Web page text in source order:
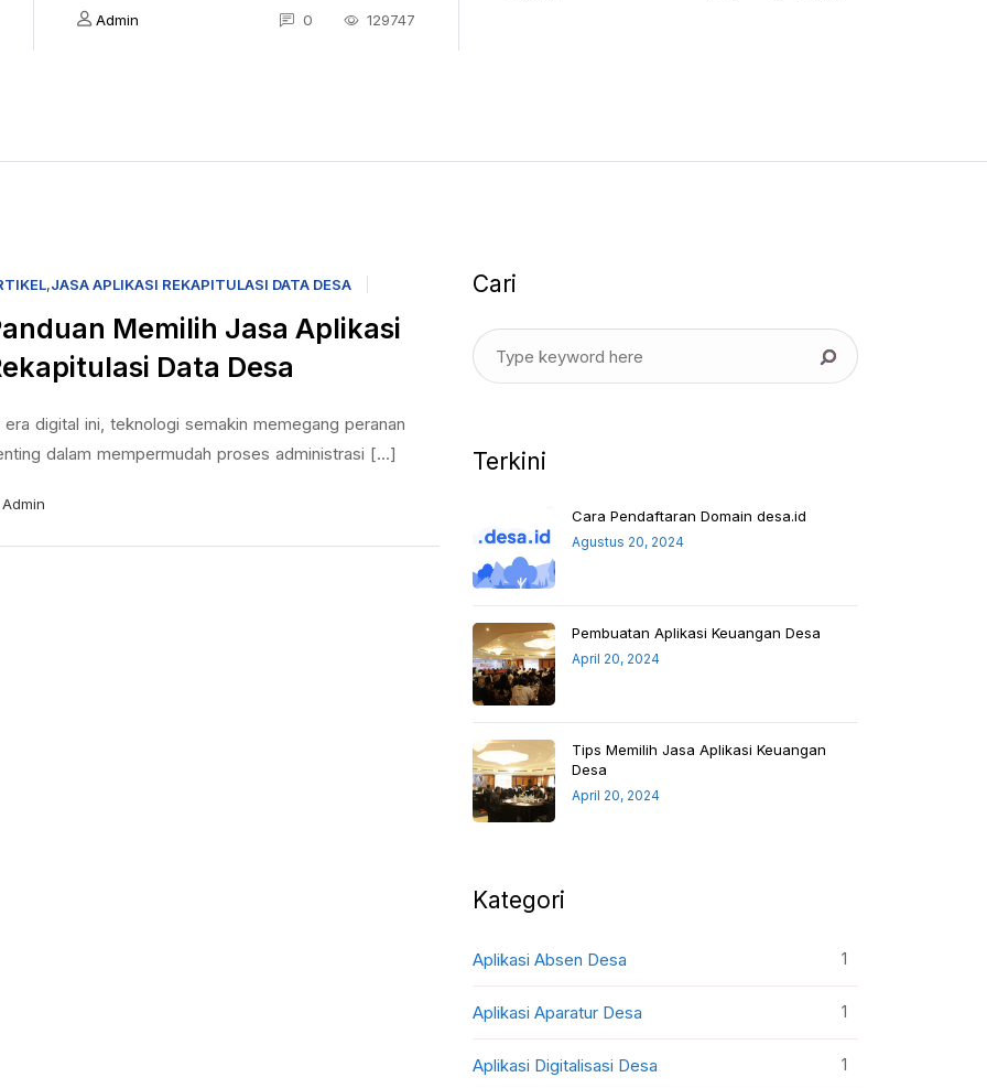
Admin 0 129747
,JASA APLIKASI REKAPITULASI DATA DESA
Memilih Jasa Aplikasi
Data Desa
era digital ini, teknologi semakin memegang peranan
dalam mempermudah proses administrasi [...]
Admin
Cari
Terkini
Cara Pendaftaran Domain desa.id
Agustus 20, 2024
Pembuatan Aplikasi Keuangan Desa
April 20, 2024
Tips Memilih Jasa Aplikasi Keuangan
Desa
April 20, 2024
Kategori
Aplikasi Absen Desa 1
Aplikasi Aparatur Desa 1
Aplikasi Digitalisasi Desa 1